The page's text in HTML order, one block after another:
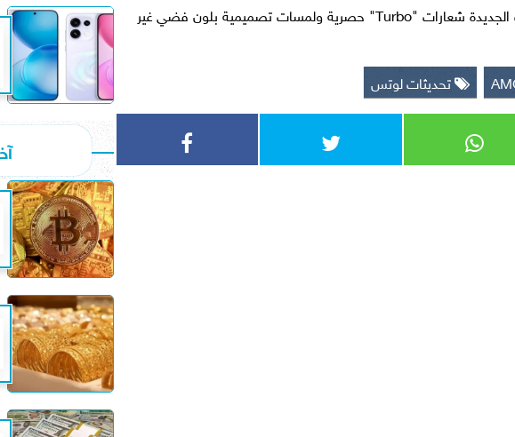
واللافت أن التميز البصري لم يهمل، حيث تحمل الفئات الجديدة شعارات "Turbo" حصرية ولمسات تصميمية بلون فضي غير
تحديثات لوتس